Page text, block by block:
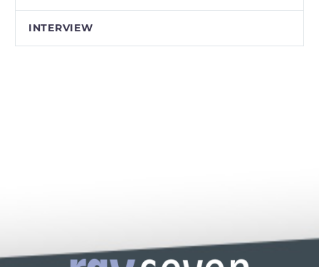
INTERVIEW